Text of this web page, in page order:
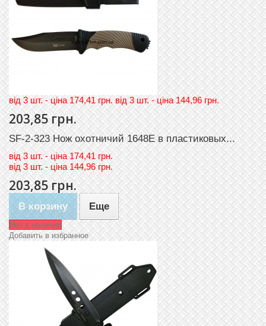
вiд 3 шт. - цiна 174,41 грн. вiд 3 шт. - цiна 144,96 грн.
203,85 грн.
SF-2-323 Нож охотничий 1648E в пластиковых...
вiд3 шт. - цiна 174,41 грн.
вiд3 шт. - цiна 144,96 грн.
203,85 грн.
В корзину Еще
Нет в наличии
Добавить в избранное